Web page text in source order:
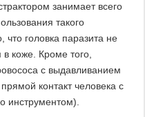
занимает всего
такого
что головка паразита не
в коже. Кроме того,
с выдавливанием
контакт человека с
инструментом).